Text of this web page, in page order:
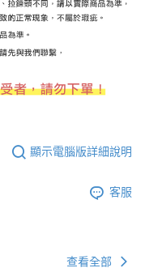
顯示電腦版詳細說明
客服
查看全部